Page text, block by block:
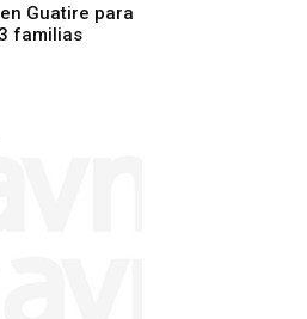
Guatire para
familias